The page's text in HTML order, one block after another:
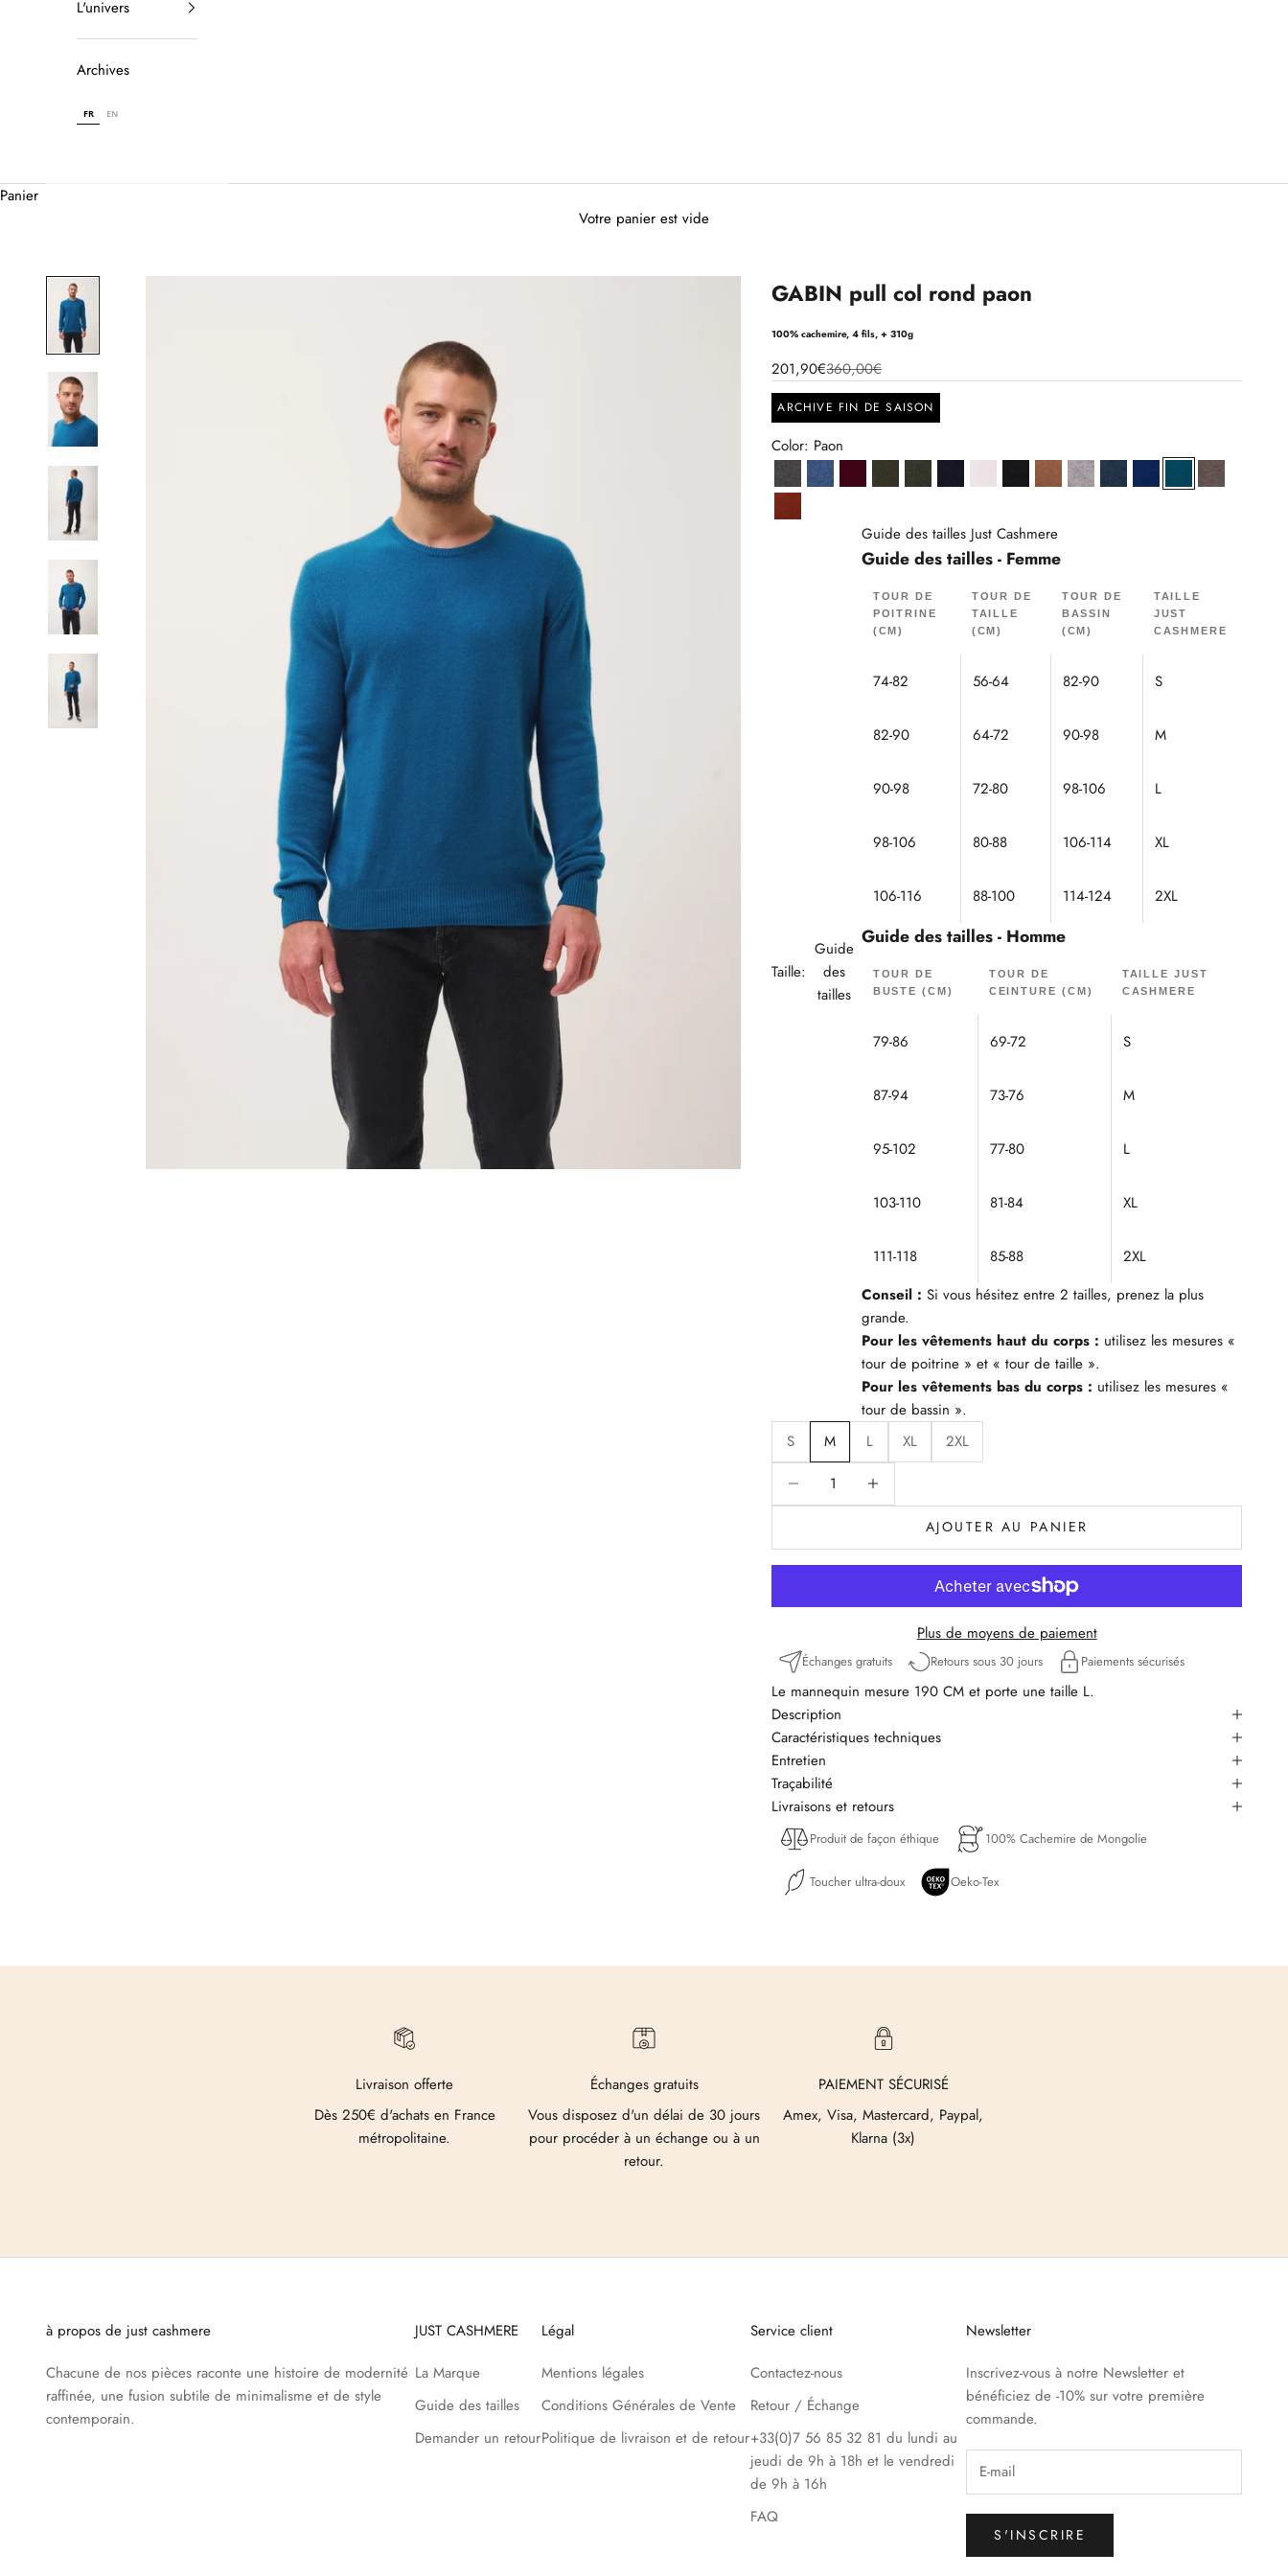
L'univers
Archives
FR EN
Panier
Votre panier est vide
GABIN pull col rond paon
100% cachemire, 4 fils, + 310g
201,90€360,00€
ARCHIVE FIN DE SAISON
Color: Paon
Anthracite Chiné
Bleu Denim
Bordeaux
Kaki Kaki Chiné
NavyNeigeNoir NoisetteNuage Chiné
Ocean Chiné
Outremer
PaonTaupe Chiné
Écureuil
Taille:
Guide
des
tailles
Guide des tailles Just Cashmere
Guide des tailles - Femme
TOUR DE
POITRINE
(CM)
TOUR DE
TAILLE
(CM)
TOUR DE
BASSIN
(CM)
TAILLE
JUST
CASHMERE
74-82 56-64 82-90 S
82-90 64-72 90-98 M
90-98 72-80 98-106 L
98-106 80-88 106-114 XL
106-116 88-100 114-124 2XL
Guide des tailles - Homme
TOUR DE
BUSTE (CM)
TOUR DE
CEINTURE (CM)
TAILLE JUST
CASHMERE
79-86 69-72 S
87-94 73-76 M
95-102 77-80 L
103-110 81-84 XL
111-118 85-88
2XL
Conseil : Si vous hésitez entre 2 tailles, prenez la plus
grande.
Pour les vêtements haut du corps : utilisez les mesures «
tour de poitrine » et « tour de taille ».
Pour les vêtements bas du corps : utilisez les mesures «
tour de bassin ».
S
M L XL
2XL
Diminuer la quantitéDiminuer la quantité
AJOUTER AU PANIER
Plus de moyens de paiement
Échanges gratuits Retours sous 30 jours Paiements sécurisés
Le mannequin mesure 190 CM et porte une taille L.
Description
Caractéristiques techniques
Entretien
Traçabilité
Livraisons et retours
Produit de façon éthique 100% Cachemire de Mongolie
Toucher ultra-doux Oeko-Tex
Livraison offerte
Dès 250€ d'achats en France
métropolitaine.
Échanges gratuits
Vous disposez d'un délai de 30 jours
pour procéder à un échange ou à un
retour.
PAIEMENT SÉCURISÉ
Amex, Visa, Mastercard, Paypal,
Klarna (3x)
à propos de just cashmere
Chacune de nos pièces raconte une histoire de modernité
raffinée, une fusion subtile de minimalisme et de style
contemporain.
JUST CASHMERE
La Marque
Guide des tailles
Demander un retour
Légal
Mentions légales
Conditions Générales de Vente
Politique de livraison et de retour
Service client
Contactez-nous
Retour / Échange
+33(0)7 56 85 32 81 du lundi au
jeudi de 9h à 18h et le vendredi
de 9h à 16h
FAQ
Newsletter
Inscrivez-vous à notre Newsletter et
bénéficiez de -10% sur votre première
commande.
S'INSCRIRE